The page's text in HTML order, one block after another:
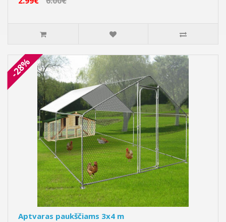
-28%
Aptvaras paukščiams 3x4 m